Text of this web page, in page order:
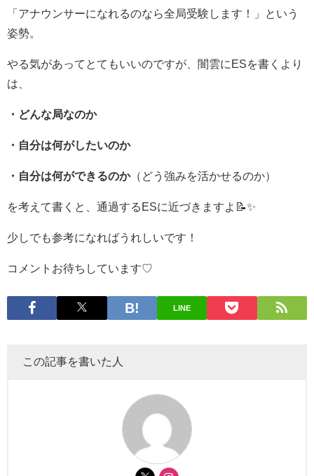
「アナウンサーになれるのなら全局受験します！」という
姿勢。
やる気があってとてもいいのですが、闇雲にESを書くより
は、
・どんな局なのか
・自分は何がしたいのか
・自分は何ができるのか（どう強みを活かせるのか）
を考えて書くと、通過するESに近づきますよ📝✨
少しでも参考になればうれしいです！
コメントお待ちしています♡
LINE
この記事を書いた人